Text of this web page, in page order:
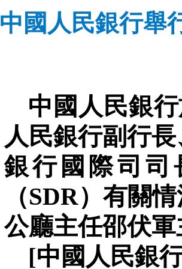
中國人民銀行舉
中國人民銀
人民銀行副行
銀行國際司司
（SDR）有關
公廳主任邵伏
[中國人民銀